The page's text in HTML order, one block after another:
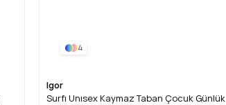
4
Igor
Surfı Unısex Kaymaz Taban Çocuk Günlük